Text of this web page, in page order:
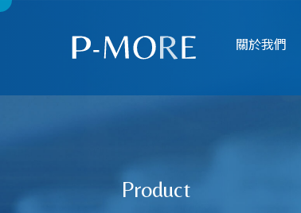
關於我們
Product